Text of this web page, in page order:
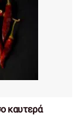
καυτερά